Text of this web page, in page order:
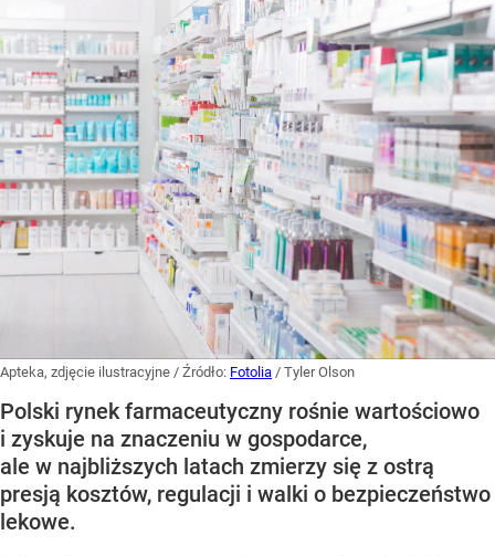
Apteka, zdjęcie ilustracyjne / Źródło: Fotolia / Tyler Olson
Polski rynek farmaceutyczny rośnie wartościowo
i zyskuje na znaczeniu w gospodarce,
ale w najbliższych latach zmierzy się z ostrą
presją kosztów, regulacji i walki o bezpieczeństwo
lekowe.